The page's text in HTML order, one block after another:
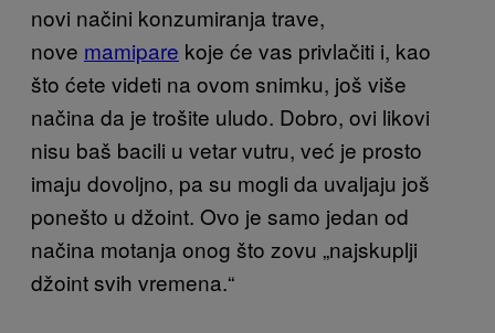
novi načini konzumiranja trave,
nove mamipare koje će vas privlačiti i, kao
što ćete videti na ovom snimku, još više
načina da je trošite uludo. Dobro, ovi likovi
nisu baš bacili u vetar vutru, već je prosto
imaju dovoljno, pa su mogli da uvaljaju još
ponešto u džoint. Ovo je samo jedan od
načina motanja onog što zovu „najskuplji
džoint svih vremena.“